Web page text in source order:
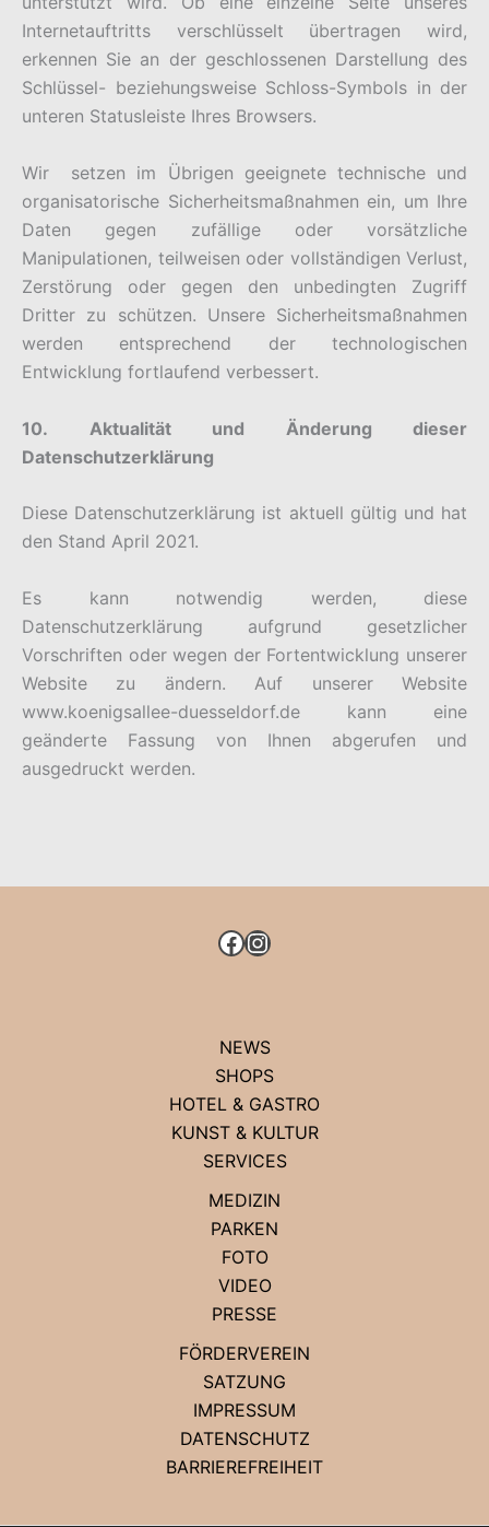
Internetauftritts verschlüsselt übertragen wird,
erkennen Sie an der geschlossenen Darstellung des
Schlüssel- beziehungsweise Schloss-Symbols in der
unteren Statusleiste Ihres Browsers.
Wir setzen im Übrigen geeignete technische und
organisatorische Sicherheitsmaßnahmen ein, um Ihre
Daten gegen zufällige oder vorsätzliche
Manipulationen, teilweisen oder vollständigen Verlust,
Zerstörung oder gegen den unbedingten Zugriff
Dritter zu schützen. Unsere Sicherheitsmaßnahmen
werden entsprechend der technologischen
Entwicklung fortlaufend verbessert.
10. Aktualität und Änderung dieser
Datenschutzerklärung
Diese Datenschutzerklärung ist aktuell gültig und hat
den Stand April 2021.
Es kann notwendig werden, diese
Datenschutzerklärung aufgrund gesetzlicher
Vorschriften oder wegen der Fortentwicklung unserer
Website zu ändern. Auf unserer Website
www.koenigsallee-duesseldorf.de kann eine
geänderte Fassung von Ihnen abgerufen und
ausgedruckt werden.
FACEBOOK
INSTAGRAM
NEWS
SHOPS
HOTEL & GASTRO
KUNST & KULTUR
SERVICES
MEDIZIN
PARKEN
FOTO
VIDEO
PRESSE
FÖRDERVEREIN
SATZUNG
IMPRESSUM
DATENSCHUTZ
BARRIEREFREIHEIT